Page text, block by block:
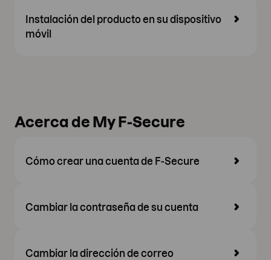
Instalación del producto en su dispositivo
móvil
Acerca de My F-Secure
Cómo crear una cuenta de F-Secure
Cambiar la contraseña de su cuenta
Cambiar la dirección de correo